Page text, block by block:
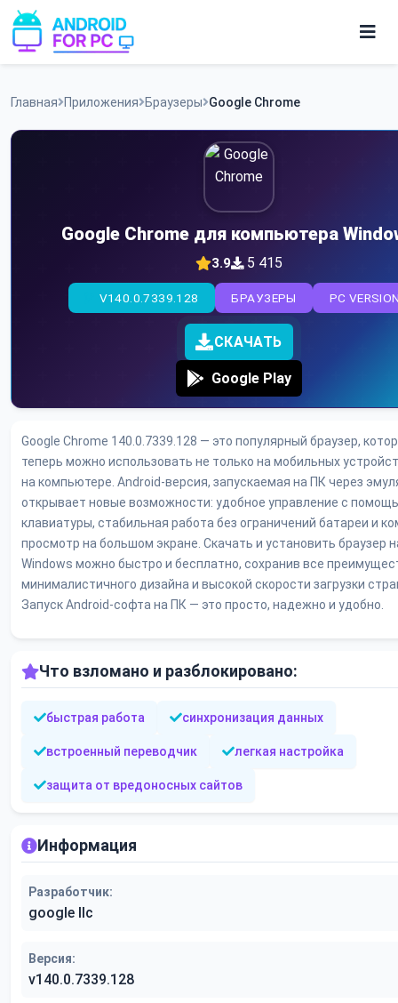
Skip
to
content
Приложения
Главная Приложения Браузеры Google Chrome
Google Chrome для компьютера
3.9 5 415
PC
БРАУЗЕРЫ
V140.0.7339.128
СКАЧАТЬ
Google Play
Google Chrome 140.0.7339.128 — это популярный браузер,
теперь можно использовать не только на мобильных
на компьютере. Android-версия, запускаемая на ПК через
открывает новые возможности: удобное управление с
клавиатуры, стабильная работа без ограничений батареи и
просмотр на большом экране. Скачать и установить браузер
Windows можно быстро и бесплатно, сохранив все
минималистичного дизайна и высокой скорости загрузки
Запуск Android-софта на ПК — это просто, надежно и удобно.
Что взломано и разблокировано:
быстрая работа синхронизация данных
встроенный переводчик легкая настройка
защита от вредоносных сайтов
Информация
Разработчик:
google llc
Версия:
v140.0.7339.128